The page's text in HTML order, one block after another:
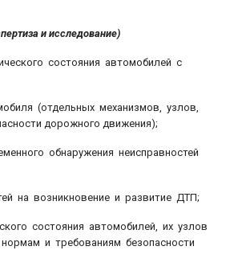
и исследование)
состояния автомобилей с
(отдельных механизмов, узлов,
дорожного движения);
обнаружения неисправностей
на возникновение и развитие ДТП;
состояния автомобилей, их узлов
и требованиям безопасности